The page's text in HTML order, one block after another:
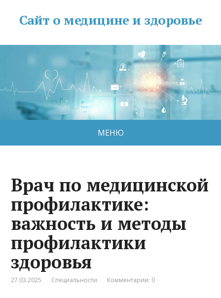
Сайт о медицине и здоровье
МЕНЮ
Врач по медицинской
профилактике:
важность и методы
профилактики
здоровья
27.03.2025 Специальности Комментарии: 0